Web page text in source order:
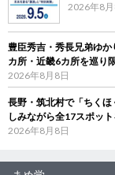
2026年8月
豊臣秀吉・秀長兄弟ゆ
カ所・近畿6カ所を巡り
2026年8月8日
長野・筑北村で「ちく
しみながら全17スポッ
2026年8月8日